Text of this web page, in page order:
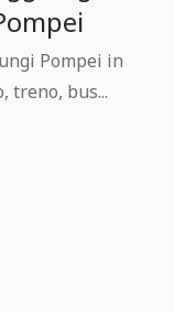
Pompei in
treno, bus...